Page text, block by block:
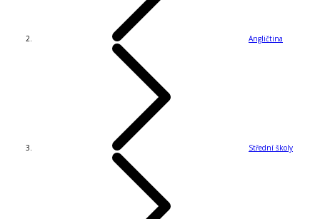
Angličtina
Střední školy